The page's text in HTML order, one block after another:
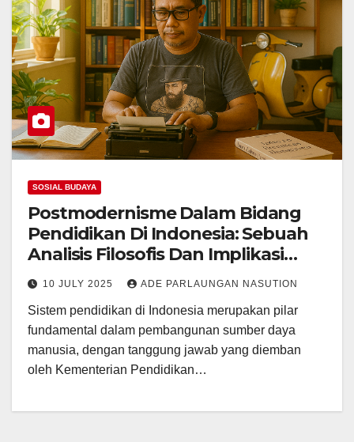
SOSIAL BUDAYA
Postmodernisme Dalam Bidang
Pendidikan Di Indonesia: Sebuah
Analisis Filosofis Dan Implikasi
Praktis
10 JULY 2025 ADE PARLAUNGAN NASUTION
Sistem pendidikan di Indonesia merupakan pilar
fundamental dalam pembangunan sumber daya
manusia, dengan tanggung jawab yang diemban
oleh Kementerian Pendidikan…